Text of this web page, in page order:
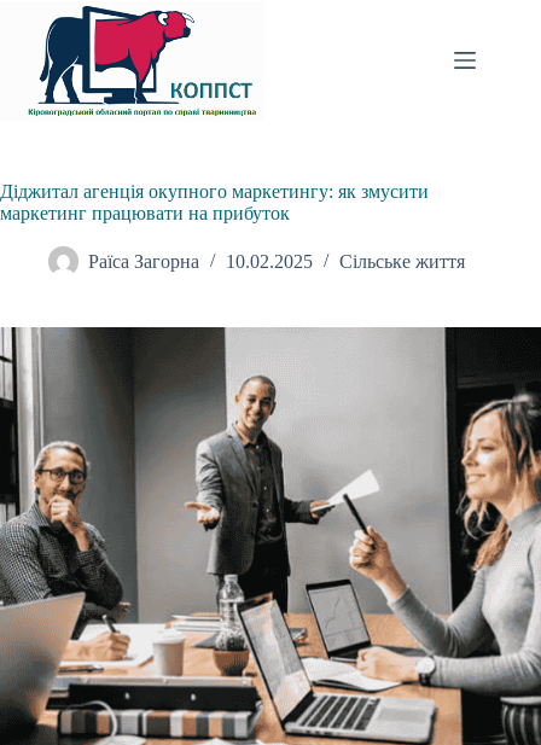
вмісту
Діджитал агенція окупного маркетингу: як змусити
маркетинг працювати на прибуток
Раїса Загорна 10.02.2025 Сільське життя